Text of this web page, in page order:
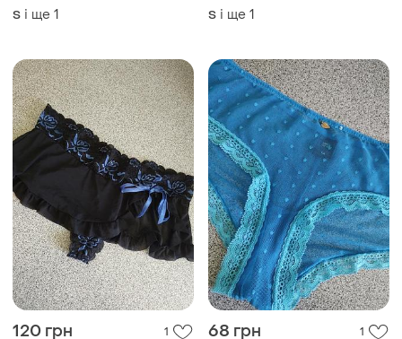
S і ще 1 S і ще 1
120 грн 1 68 грн 1